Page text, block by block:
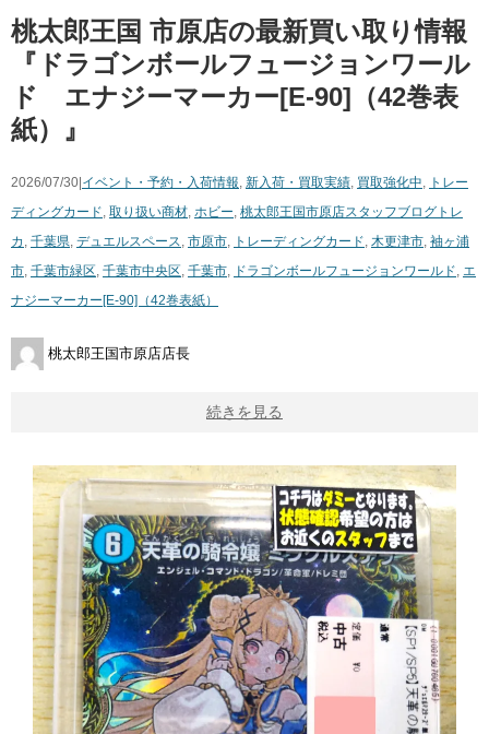
桃太郎王国 市原店の最新買い取り情報
『ドラゴンボールフュージョンワール
ド エナジーマーカー[E-90]（42巻表
紙）』
2026/07/30| イベント・予約・入荷情報, 新入荷・買取実績, 買取強化中, トレー
ディングカード, 取り扱い商材, ホビー, 桃太郎王国市原店スタッフブログ トレ
カ , 千葉県, デュエルスペース, 市原市, トレーディングカード, 木更津市, 袖ヶ浦
市, 千葉市緑区, 千葉市中央区, 千葉市, ドラゴンボールフュージョンワールド, エ
ナジーマーカー[E-90]（42巻表紙）
桃太郎王国市原店店長
続きを見る